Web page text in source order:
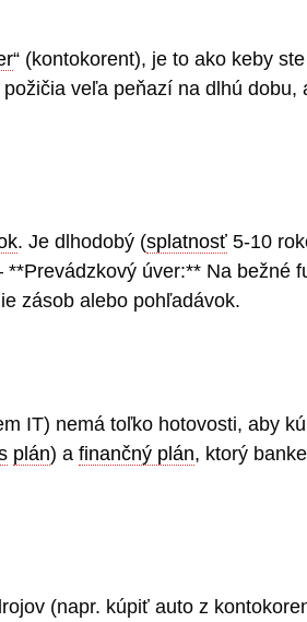
“ (kontokorent), je to ako keby
veľa peňazí na dlhú
. Je dlhodobý (splatnosť 5-10
**Prevádzkový úver:** Na bežné
zásob alebo pohľadávok.
IT) nemá toľko hotovosti, aby
plán) a finančný plán, ktorý
(napr. kúpiť auto z